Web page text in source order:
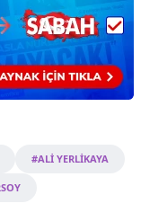
#ALİ YERLİKAYA